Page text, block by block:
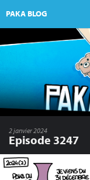
PAKA BLOG
2 janvier 2024
Episode 3247